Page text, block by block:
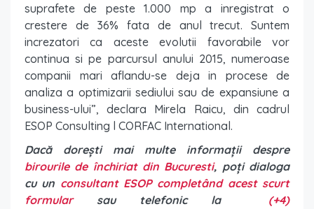
suprafete de peste 1.000 mp a inregistrat o
crestere de 36% fata de anul trecut. Suntem
increzatori ca aceste evolutii favorabile vor
continua si pe parcursul anului 2015, numeroase
companii mari aflandu-se deja in procese de
analiza a optimizarii sediului sau de expansiune a
business-ului”, declara Mirela Raicu, din cadrul
ESOP Consulting l CORFAC International.
Dacă dorești mai multe informații despre
birourile de închiriat din Bucuresti, poți dialoga
cu un consultant ESOP completând acest scurt
formularsau telefonic la (+4)